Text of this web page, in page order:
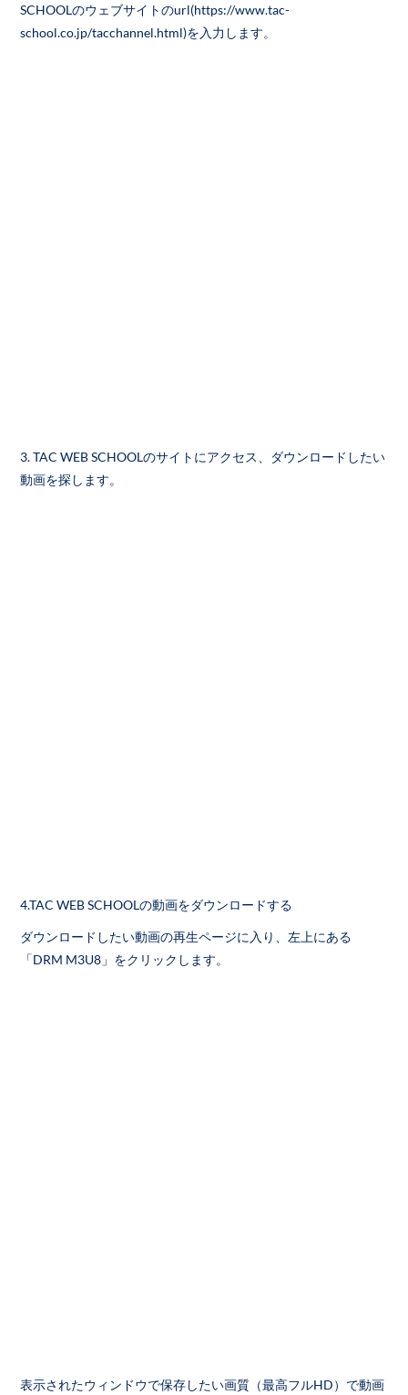
SCHOOLのウェブサイトのurl(https://www.tac-
school.co.jp/tacchannel.html)を入力します。
3. TAC WEB SCHOOLのサイトにアクセス、ダウンロードしたい
動画を探します。
4.TAC WEB SCHOOLの動画をダウンロードする
ダウンロードしたい動画の再生ページに入り、左上にある
「DRM M3U8」をクリックします。
表示されたウィンドウで保存したい画質（最高フルHD）で動画